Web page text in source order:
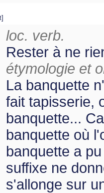
loc. verb.
Rester à ne
étymologie et
La banquette
fait tapisserie,
banquette...
banquette où
banquette a
suffixe ne
s'allonge sur